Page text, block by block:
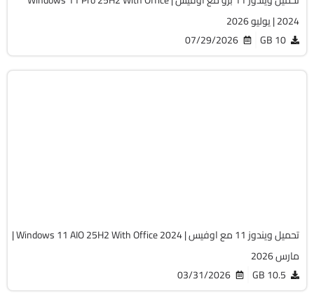
2024 | يوليو 2026
10 GB
07/29/2026
تحميل ويندوز 11 مع اوفيس | Windows 11 AIO 25H2 With Office 2024 |
مارس 2026
10.5 GB
03/31/2026